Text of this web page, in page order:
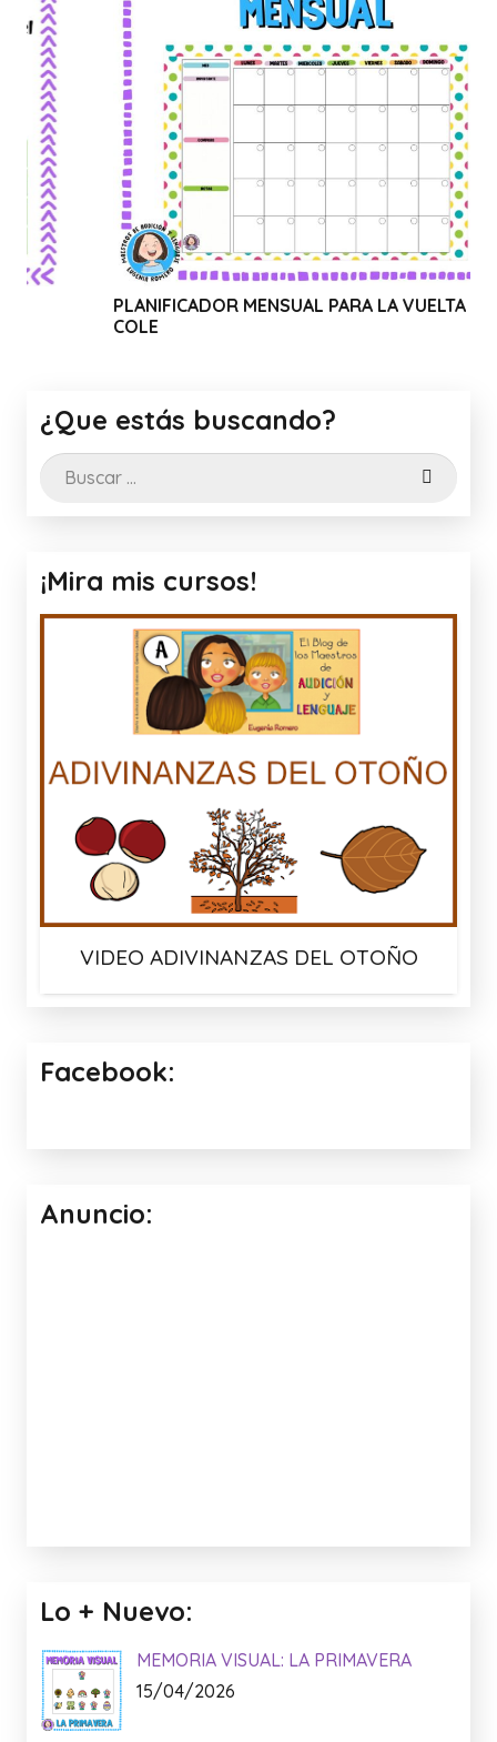
MENSUAL PARA LA VUELTA AL
¿Que estás buscando?
Buscar:
¡Mira mis cursos!
VIDEO ADIVINANZAS DEL OTOÑO
Facebook:
Anuncio:
Lo + Nuevo:
MEMORIA VISUAL: LA PRIMAVERA
15/04/2026